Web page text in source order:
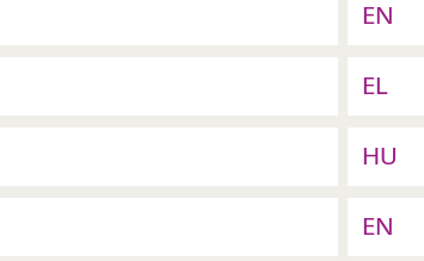
EN
EL
HU
EN